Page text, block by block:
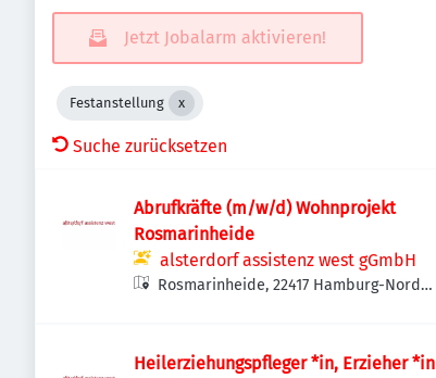
Jetzt Jobalarm aktivieren!
Festanstellung
Suche zurücksetzen
Abrufkräfte (m/w/d) Wohnprojekt
Rosmarinheide
alsterdorf assistenz west gGmbH
Rosmarinheide, 22417 Hamburg-Nord,
Heilerziehungspfleger *in, Erzieher *in